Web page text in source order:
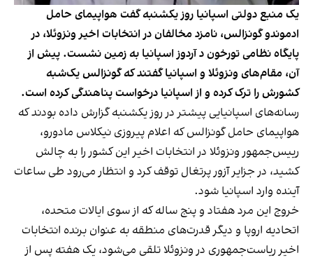
یک منبع دولتی اسپانیا روز یکشنبه گفت هواپیمای حامل
ادموندو گونزالس، نامزد مخالفان در انتخابات اخیر ونزوئلا، در
پایگاه نظامی تورخون د آردوز اسپانیا به زمین نشست. پیش از
آن، مقام‌های ونزوئلا و اسپانیا گفتند که گونزالس یک‌شبه
کشورش را ترک کرده و از اسپانیا درخواست پناهندگی کرده است.
رسانه‌های اسپانیایی پیشتر در روز یکشنبه گزارش داده بودند که
هواپیمای حامل گونزالس که اعلام پیروزی نیکلاس مادورو،
رییس‌جمهور ونزوئلا در انتخابات اخیر این کشور را به چالش
کشید، در جزایر آزور پرتغال توقف کرد و انتظار می‌رود طی ساعات
آینده وارد اسپانیا شود.
خروج این مرد هفتاد و پنج ساله که از سوی ایالات متحده،
اتحادیه اروپا و دیگر قدرت‌های منطقه به عنوان برنده انتخابات
اخیر ریاست‌جمهوری در ونزوئلا تلقی می‌شود، یک هفته پس از